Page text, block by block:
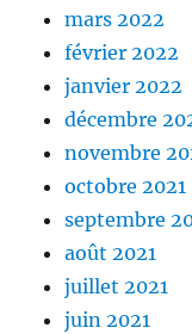
mars 2022
février 2022
janvier 2022
décembre
novembre
octobre 2021
septembre
août 2021
juillet 2021
juin 2021